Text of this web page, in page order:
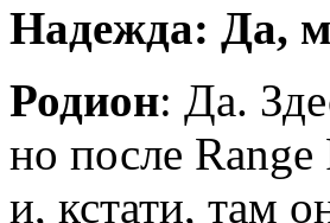
Надежда: Да,
Родион: Да.
но после
и, кстати, там